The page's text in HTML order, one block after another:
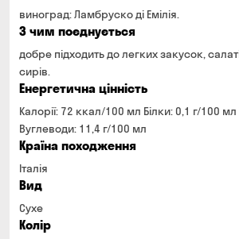
виноград: Ламбруско ді Емілія.
З чим поєднується
добре підходить до легких закусок,
сирів.
Енергетична цінність
Калорії: 72 ккал/100 мл Білки: 0,1 г/100
Вуглеводи: 11,4 г/100 мл
Країна походження
Італія
Вид
Сухе
Колір